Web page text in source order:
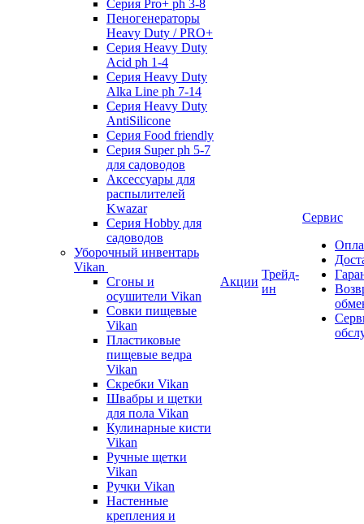
Серия Pro+ ph 3-8
Пеногенераторы
Heavy Duty / PRO+
Серия Heavy Duty
Acid ph 1-4
Серия Heavy Duty
Alka Line ph 7-14
Серия Heavy Duty
AntiSilicone
Серия Food friendly
Серия Super ph 5-7
для садоводов
Аксессуары для
распылителей
Kwazar
Серия Hobby для
садоводов
Уборочный инвентарь
Vikan
Сгоны и
осушители Vikan
Совки пищевые
Vikan
Пластиковые
пищевые ведра
Vikan
Скребки Vikan
Швабры и щетки
для пола Vikan
Кулинарные кисти
Vikan
Ручные щетки
Vikan
Ручки Vikan
Настенные
крепления и
Акции
Трейд-
ин
Сервис